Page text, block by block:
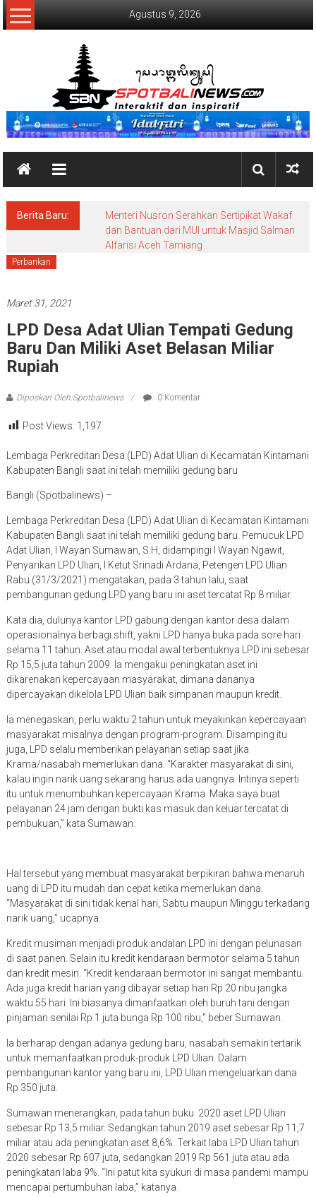
Lompat
ke
Agustus 9, 2026
SpotBaliNews
Berita Baru:
Menteri Nusron Serahkan Sertipikat Wakaf
dan Bantuan dari MUI untuk Masjid Salman
Alfarisi Aceh Tamiang
Perbankan
Maret 31, 2021
LPD Desa Adat Ulian Tempati Gedung
Baru Dan Miliki Aset Belasan Miliar
Rupiah
Diposkan Oleh:Spotbalinews 0 Komentar
Post Views: 1,197
Lembaga Perkreditan Desa (LPD) Adat Ulian di Kecamatan Kintamani
Kabupaten Bangli saat ini telah memiliki gedung baru
Bangli (Spotbalinews) –
Lembaga Perkreditan Desa (LPD) Adat Ulian di Kecamatan Kintamani
Kabupaten Bangli saat ini telah memiliki gedung baru. Pemucuk LPD
Adat Ulian, I Wayan Sumawan, S.H, didampingi I Wayan Ngawit,
Penyarikan LPD Ulian, I Ketut Srinadi Ardana, Petengen LPD Ulian
Rabu (31/3/2021) mengatakan, pada 3 tahun lalu, saat
pembangunan gedung LPD yang baru ini aset tercatat Rp 8 miliar.
Kata dia, dulunya kantor LPD gabung dengan kantor desa dalam
operasionalnya berbagi shift, yakni LPD hanya buka pada sore hari
selama 11 tahun. Aset atau modal awal terbentuknya LPD ini sebesar
Rp 15,5 juta tahun 2009. Ia mengakui peningkatan aset ini
dikarenakan kepercayaan masyarakat, dimana dananya
dipercayakan dikelola LPD Ulian baik simpanan maupun kredit.
Ia menegaskan, perlu waktu 2 tahun untuk meyakinkan kepercayaan
masyarakat misalnya dengan program-program. Disamping itu
juga, LPD selalu memberikan pelayanan setiap saat jika
Krama/nasabah memerlukan dana. “Karakter masyarakat di sini,
kalau ingin narik uang sekarang harus ada uangnya. Intinya seperti
itu untuk menumbuhkan kepercayaan Krama. Maka saya buat
pelayanan 24 jam dengan bukti kas masuk dan keluar tercatat di
pembukuan,” kata Sumawan.
Hal tersebut yang membuat masyarakat berpikiran bahwa menaruh
uang di LPD itu mudah dan cepat ketika memerlukan dana.
“Masyarakat di sini tidak kenal hari, Sabtu maupun Minggu terkadang
narik uang,” ucapnya.
Kredit musiman menjadi produk andalan LPD ini dengan pelunasan
di saat panen. Selain itu kredit kendaraan bermotor selama 5 tahun
dan kredit mesin. “Kredit kendaraan bermotor ini sangat membantu.
Ada juga kredit harian yang dibayar setiap hari Rp 20 ribu jangka
waktu 55 hari. Ini biasanya dimanfaatkan oleh buruh tani dengan
pinjaman senilai Rp 1 juta bunga Rp 100 ribu,” beber Sumawan.
Ia berharap dengan adanya gedung baru, nasabah semakin tertarik
untuk memanfaatkan produk-produk LPD Ulian. Dalam
pembangunan kantor yang baru ini, LPD Ulian mengeluarkan dana
Rp 350 juta.
Sumawan menerangkan, pada tahun buku 2020 aset LPD Ulian
sebesar Rp 13,5 miliar. Sedangkan tahun 2019 aset sebesar Rp 11,7
miliar atau ada peningkatan aset 8,6%. Terkait laba LPD Ulian tahun
2020 sebesar Rp 607 juta, sedangkan 2019 Rp 561 juta atau ada
peningkatan laba 9%. “Ini patut kita syukuri di masa pandemi mampu
mencapai pertumbuhan laba,” katanya.